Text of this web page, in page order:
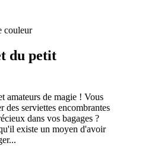
du petit
amateurs de magie ! Vous
des serviettes encombrantes
dans vos bagages ?
existe un moyen d'avoir